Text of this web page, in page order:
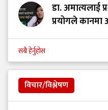
डा. अमात्यलाई
प्रयोगले कानमा
सबै हेर्नुहोस
विचार/विश्लेषण